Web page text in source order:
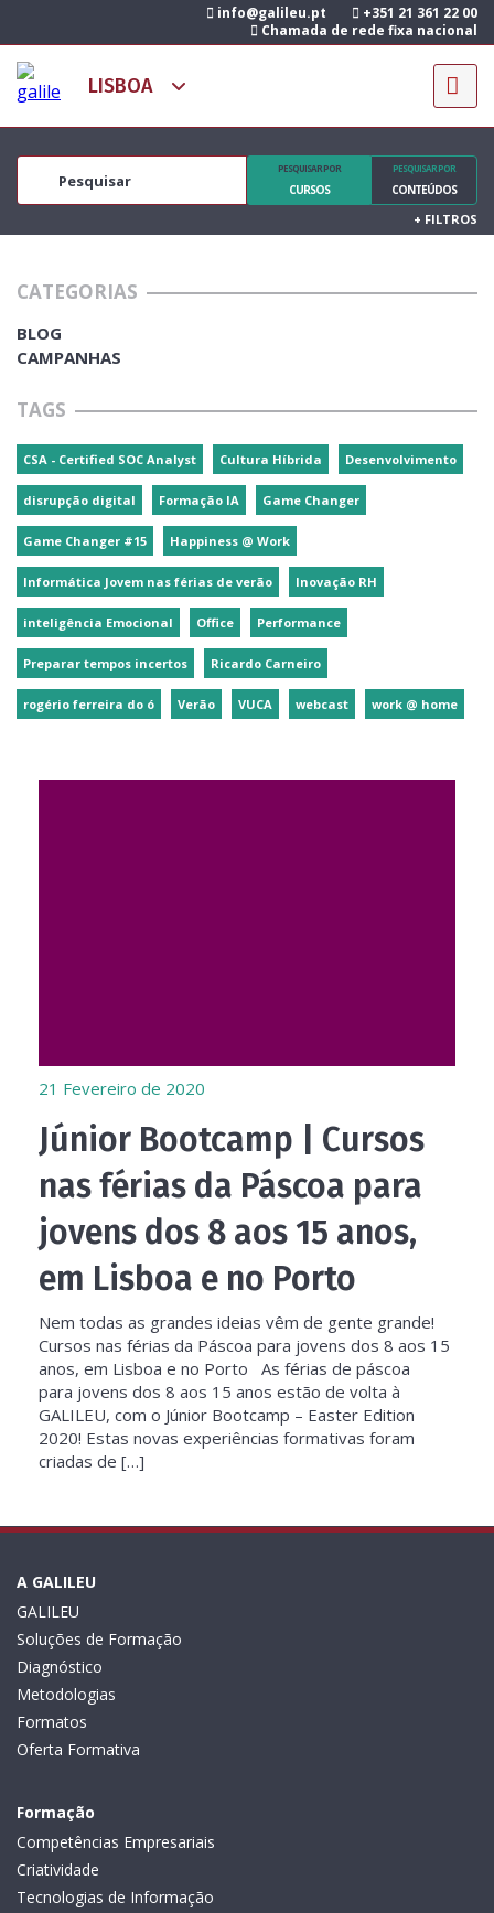
info@galileu.pt
+351 21 361 22 00
Chamada de rede fixa nacional
PESQUISAR POR
CURSOS
PESQUISAR POR
CONTEÚDOS
+ FILTROS
CATEGORIAS
BLOG
CAMPANHAS
TAGS
CSA - Certified SOC Analyst Cultura Híbrida Desenvolvimento
disrupção digital Formação IA Game Changer
Game Changer #15 Happiness @ Work
Informática Jovem nas férias de verão Inovação RH
inteligência Emocional Office Performance
Preparar tempos incertos Ricardo Carneiro
rogério ferreira do ó Verão VUCA webcast work @ home
21 Fevereiro de 2020
Júnior Bootcamp | Cursos
nas férias da Páscoa para
jovens dos 8 aos 15 anos,
em Lisboa e no Porto
Nem todas as grandes ideias vêm de gente grande!
Cursos nas férias da Páscoa para jovens dos 8 aos 15
anos, em Lisboa e no Porto As férias de páscoa
para jovens dos 8 aos 15 anos estão de volta à
GALILEU, com o Júnior Bootcamp – Easter Edition
2020! Estas novas experiências formativas foram
criadas de […]
A GALILEU
GALILEU
Soluções de Formação
Diagnóstico
Metodologias
Formatos
Oferta Formativa
Formação
Competências Empresariais
Criatividade
Tecnologias de Informação